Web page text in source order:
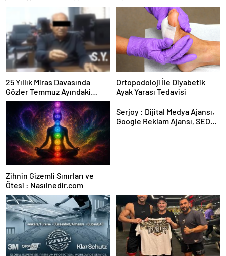
25 Yıllık Miras Davasında
Gözler Temmuz Ayındaki
Karar Duruşmasına Çevrildi
Ortopodoloji İle Diyabetik
Ayak Yarası Tedavisi
Zihnin Gizemli Sınırları ve
Ötesi : Nasılnedir.com
Serjoy : Dijital Medya Ajansı,
Google Reklam Ajansı, SEO